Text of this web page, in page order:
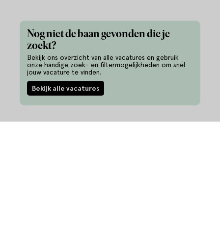
Nog niet de baan gevonden die je
zoekt?
Bekijk ons overzicht van alle vacatures en gebruik
onze handige zoek- en filtermogelijkheden om snel
jouw vacature te vinden.
Bekijk alle vacatures